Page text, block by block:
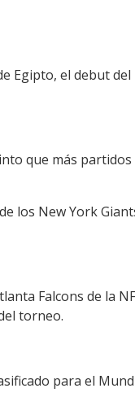
Egipto, el debut del
que más
los New York
Falcons de la
torneo.
para el